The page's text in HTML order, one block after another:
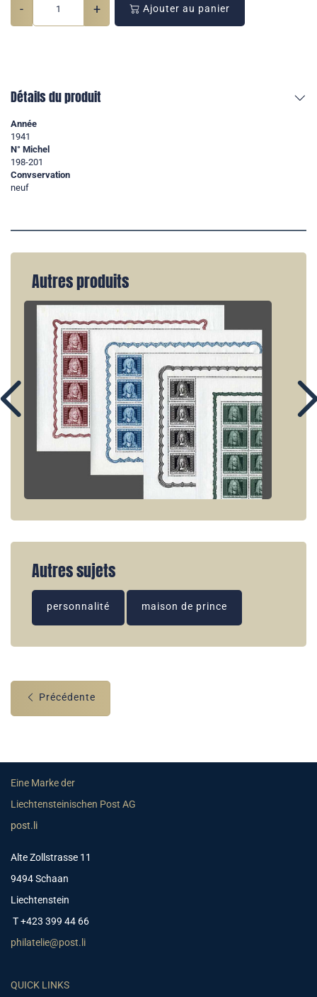
- + Ajouter au panier
Détails du produit
Année
1941
N° Michel
198-201
Convservation
neuf
Autres produits
Autres sujets
personnalité maison de prince
Précédente
Eine Marke der
Liechtensteinischen Post AG
post.li
Alte Zollstrasse 11
9494 Schaan
Liechtenstein
T +423 399 44 66
philatelie@post.li
QUICK LINKS